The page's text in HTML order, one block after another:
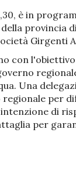
è in
provincia
Girgenti
con
Una
per
intenzione di
per